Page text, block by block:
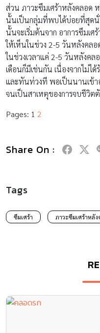
ส่วน ภาวะซึมเศร้าหลังคลอด
นั้นเป็นกลุ่มที่พบได้บ่อยที่สุดนั่
นั้นจะเริ่มต้นจาก อาการซึมเ
ให้เห็นในช่วง 2-5 วันหลังคล
ในช่วงเวลาแค่ 2-5 วันหลังค
เดือนก็มีเช่นกัน เนื่องจากไม่ไ
และทันท่วงที พอเป็นนานเข้า
จนเป็นสาเหตุของการจบชีวิต
Pages: 1 2
Share On :
Tags
ซึมเศร้า ภาวะซึมเศร้าหลั